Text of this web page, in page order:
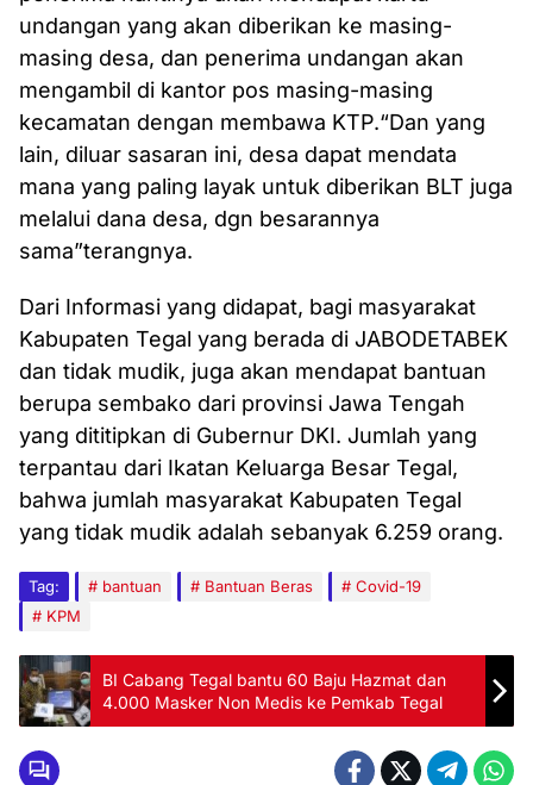
undangan yang akan diberikan ke masing-
masing desa, dan penerima undangan akan
mengambil di kantor pos masing-masing
kecamatan dengan membawa KTP.“Dan yang
lain, diluar sasaran ini, desa dapat mendata
mana yang paling layak untuk diberikan BLT juga
melalui dana desa, dgn besarannya
sama”terangnya.
Dari Informasi yang didapat, bagi masyarakat
Kabupaten Tegal yang berada di JABODETABEK
dan tidak mudik, juga akan mendapat bantuan
berupa sembako dari provinsi Jawa Tengah
yang dititipkan di Gubernur DKI. Jumlah yang
terpantau dari Ikatan Keluarga Besar Tegal,
bahwa jumlah masyarakat Kabupaten Tegal
yang tidak mudik adalah sebanyak 6.259 orang.
Tag: bantuan Bantuan Beras
Covid-19
KPM
BI Cabang Tegal bantu 60 Baju Hazmat dan
4.000 Masker Non Medis ke Pemkab Tegal